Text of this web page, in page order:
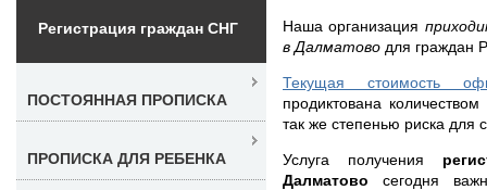
Наша организация
в Далматово для граждан
Текущая стоимость
продиктована
так же степенью риска для
Услуга получения
Далматово сегодня
Регистрация граждан СНГ
ПОСТОЯННАЯ ПРОПИСКА
ПРОПИСКА ДЛЯ РЕБЕНКА